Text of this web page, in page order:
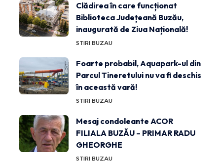
Clădirea în care funcționat
Biblioteca Județeană Buzău,
inaugurată de Ziua Națională!
STIRI BUZAU
Foarte probabil, Aquapark-ul din
Parcul Tineretului nu va fi deschis
în această vară!
STIRI BUZAU
Mesaj condoleante ACOR
FILIALA BUZĂU – PRIMAR RADU
GHEORGHE
STIRI BUZAU